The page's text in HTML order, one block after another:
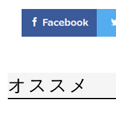
オススメ